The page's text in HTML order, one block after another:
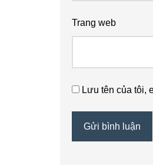
Trang web
Lưu tên của tôi,